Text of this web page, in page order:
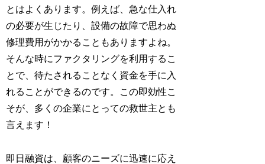
とはよくあります。例えば、急な仕入れ
の必要が生じたり、設備の故障で思わぬ
修理費用がかかることもありますよね。
そんな時にファクタリングを利用するこ
とで、待たされることなく資金を手に入
れることができるのです。この即効性こ
そが、多くの企業にとっての救世主とも
言えます！
即日融資は、顧客のニーズに迅速に応え